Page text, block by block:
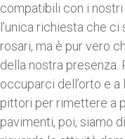
compatibili con i
l’unica richiesta che
rosari, ma è pur vero
della nostra presenza.
occuparci dell’orto e
pittori per rimettere a
pavimenti, poi, siamo